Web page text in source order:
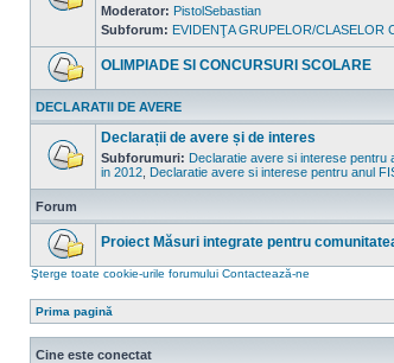
Nu
sunt
Moderator: PistolSebastian
Subforum: EVIDENŢA GRUPELOR/CLASELOR
Nu
sunt
mesaje
necitite
OLIMPIADE SI CONCURSURI SCOLARE
DECLARATII DE AVERE
Nu
sunt
Declarații de avere și de interes
Subforumuri: Declaratie avere si interese pentru
in 2012 Declaratie avere si interese pentru anul
Forum
Nu
sunt
necitite
Proiect Măsuri integrate pentru
Şterge toate cookie-urile forumului Contactează-ne
Prima pagină
Cine este conectat